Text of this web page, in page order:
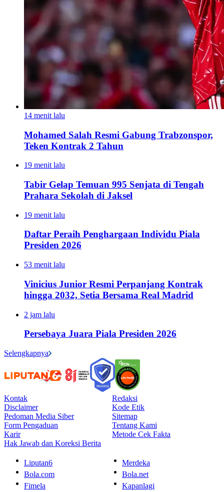
14 menit lalu
Mohamed Salah Resmi Gabung Trabzonspor,
Teken Kontrak 2 Tahun
19 menit lalu
Tabir Gelap Temuan 995 Senjata di Tengah
Prahara Sekolah di Jaksel
19 menit lalu
Daftar Peraih Penghargaan Individu Piala
Presiden 2026
53 menit lalu
Vinicius Junior Resmi Perpanjang Kontrak
hingga 2032, Setia Bersama Real Madrid
2 jam lalu
Persebaya Juara Piala Presiden 2026
Selengkapnya
Kontak
Redaksi
Disclaimer
Kode Etik
Pedoman Media Siber
Sitemap
Form Pengaduan
Tentang Kami
Karir
Metode Cek Fakta
Hak Jawab dan Koreksi Berita
Liputan6
Merdeka
Bola.com
Bola.net
Fimela
Kapanlagi